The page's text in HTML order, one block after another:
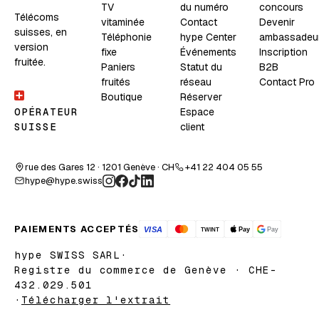
Télécoms
suisses, en
version
fruitée.
OPÉRATEUR
SUISSE
TV
vitaminée
Téléphonie
fixe
Paniers
fruités
Boutique
du numéro
Contact
hype Center
Événements
Statut du
réseau
Réserver
Espace
client
concours
Devenir
Inscription
B2B
Contact Pro
rue des Gares 12 · 1201 Genève · CH
+41 22 404 05 55
hype@hype.swiss
PAIEMENTS ACCEPTÉS
hype SWISS SARL ·
Registre du commerce de Genève · CHE-
432.029.501
· Télécharger l'extrait